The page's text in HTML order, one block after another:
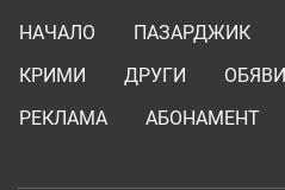
НАЧАЛО ПАЗАРДЖИК
КРИМИ
ДРУГИ ОБЯВИ
РЕКЛАМА
АБОНАМЕНТ